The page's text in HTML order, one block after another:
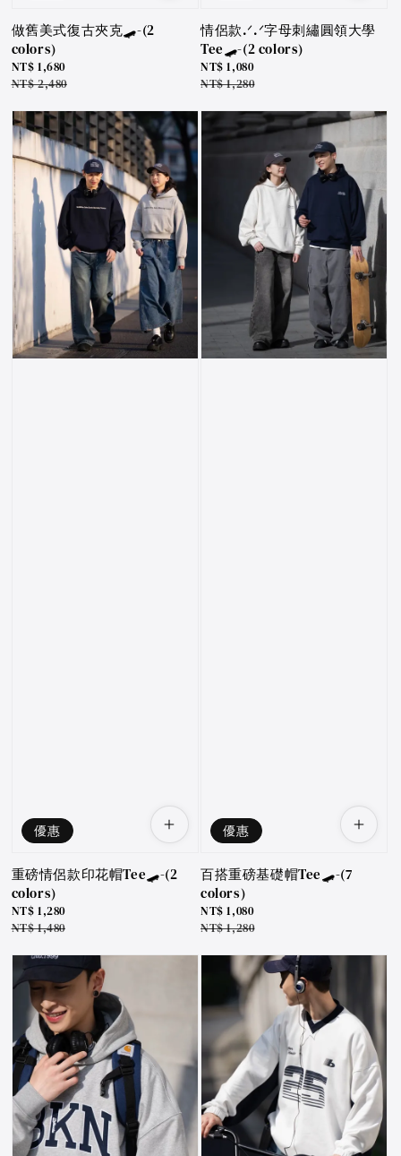
做舊美式復古夾克🛹-(2
colors)
Sale
price
NT$ 1,680
Regular
NT$ 2,480
情侶款.ᐟ.ᐟ字母刺繡圓領大學
Tee🛹-(2 colors)
Sale
price
NT$ 1,080
Regular
NT$ 1,280
優惠
重磅情侶款印花帽Tee🛹-(2
colors)
Sale
price
NT$ 1,280
Regular
NT$ 1,480
優惠
百搭重磅基礎帽Tee🛹-(7
colors)
Sale
price
NT$ 1,080
Regular
NT$ 1,280